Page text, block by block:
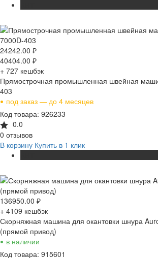
24242.00 ₽
40404.00 ₽
+ 727 кешбэк
Прямострочная промышленная швейная
403
• под заказ — до 4 месяцев
Код товара: 926233
0.0
0 отзывов
В корзину Купить в 1 клик
136950.00 ₽
+ 4109 кешбэк
Скорняжная машина для окантовки шнура
(прямой привод)
• в наличии
Код товара: 915601